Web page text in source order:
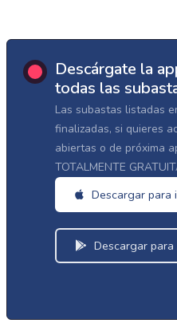
Descárgate la
todas las
Las subastas listadas
finalizadas, si quieres
abiertas o de próxima
TOTALMENTE
Descargar para
Descargar